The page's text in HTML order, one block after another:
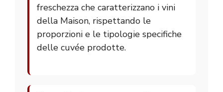
freschezza che caratterizzano i vini
della Maison, rispettando le
proporzioni e le tipologie specifiche
delle cuvée prodotte.